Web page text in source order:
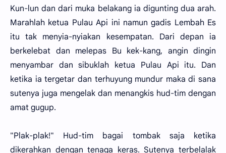
Kun-lun dan dari muka belakang ia digunting dua arah.
Marahlah ketua Pulau Api ini namun gadis Lembah Es
itu tak menyia-nyiakan kesempatan. Dari depan ia
berkelebat dan melepas Bu kek-kang, angin dingin
menyambar dan sibuklah ketua Pulau Api itu. Dan
ketika ia tergetar dan terhuyung mundur maka di sana
sutenya juga mengelak dan menangkis hud-tim dengan
amat gugup.
"Plak-plak!" Hud-tim bagai tombak saja ketika
dikerahkan dengan tenaga keras. Sutenya terbelalak